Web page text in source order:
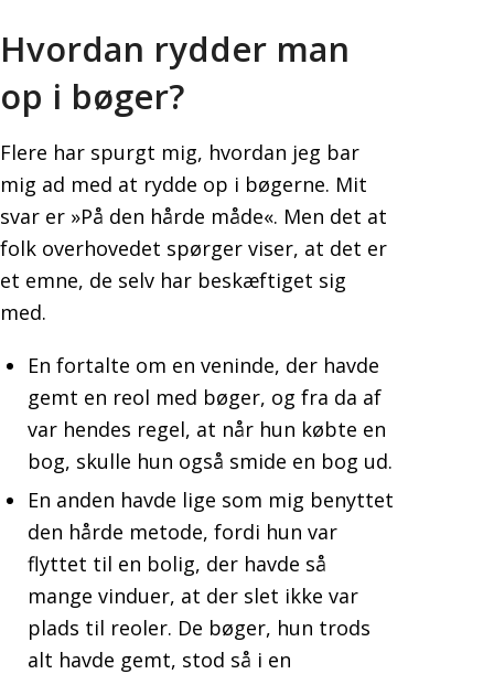
Hvordan rydder man
op i bøger?
Flere har spurgt mig, hvordan jeg bar
mig ad med at rydde op i bøgerne. Mit
svar er »På den hårde måde«. Men det at
folk overhovedet spørger viser, at det er
et emne, de selv har beskæftiget sig
med.
En fortalte om en veninde, der havde
gemt en reol med bøger, og fra da af
var hendes regel, at når hun købte en
bog, skulle hun også smide en bog ud.
En anden havde lige som mig benyttet
den hårde metode, fordi hun var
flyttet til en bolig, der havde så
mange vinduer, at der slet ikke var
plads til reoler. De bøger, hun trods
alt havde gemt, stod så i en